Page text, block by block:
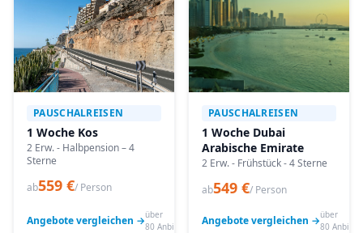
PAUSCHALREISEN
1 Woche Kos
2 Erw. - Halbpension – 4
Sterne
ab559 €/ Person
Angebote vergleichen →über
80 Anbieter
PAUSCHALREISEN
1 Woche Dubai
Arabische Emirate
2 Erw. - Frühstück - 4 Sterne
ab549 €/ Person
Angebote vergleichen →über
80